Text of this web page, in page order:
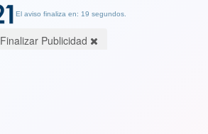
El aviso finaliza en: 18 segundos.
Finalizar Publicidad